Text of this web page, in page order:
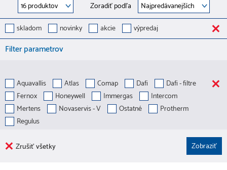
Zoradiť podľa
skladom
novinky akcie výpredaj
Filter parametrov
Aquavallis Atlas Comap Dafi
Dafi - filtre
Fernox
Honeywell Immergas
Intercom
Mertens
Novaservis - V Ostatné
Protherm
Regulus
Zrušiť všetky